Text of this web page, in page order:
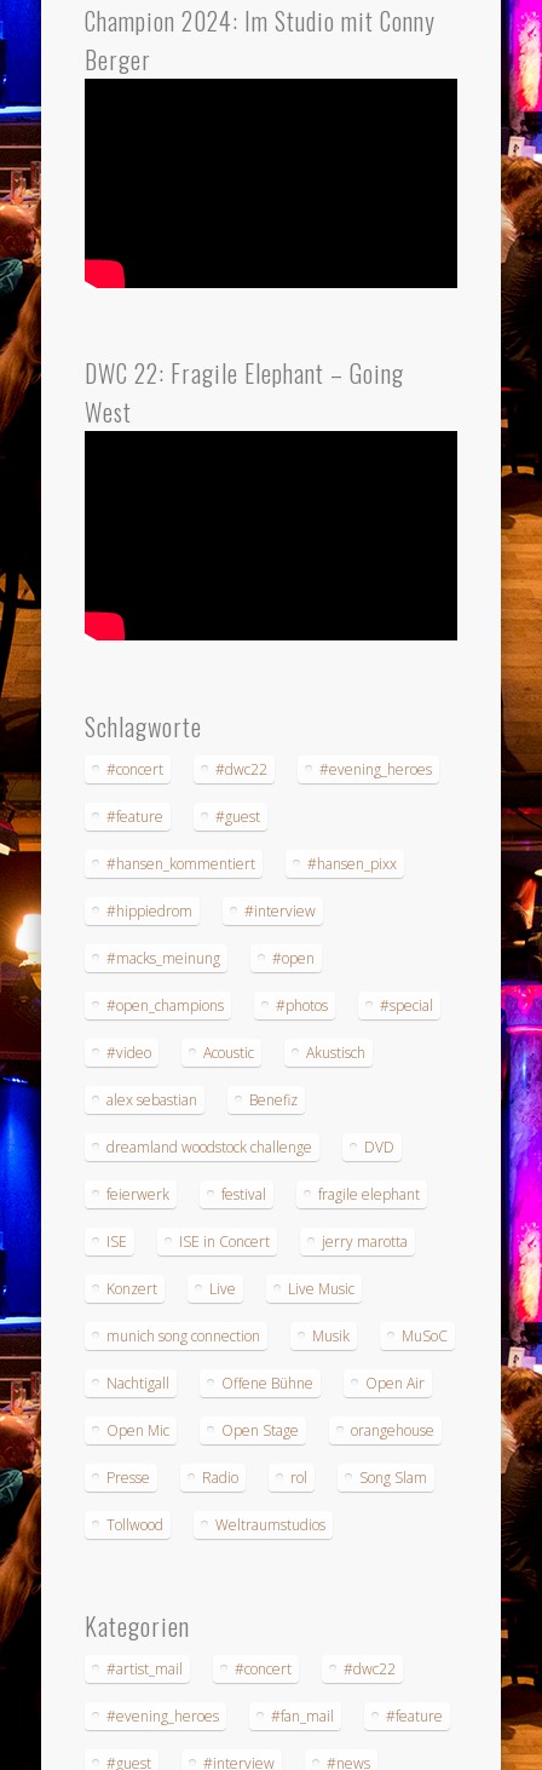
Champion 2024: Im Studio mit Conny
Berger
DWC 22: Fragile Elephant – Going
West
Schlagworte
#concert #dwc22 #evening_heroes
#feature #guest
#hansen_kommentiert #hansen_pixx
#hippiedrom #interview
#macks_meinung #open
#open_champions #photos #special
#video Acoustic Akustisch
alex sebastian Benefiz
dreamland woodstock challenge DVD
feierwerk festival fragile elephant
ISE ISE in Concert jerry marotta
Konzert Live Live Music
munich song connection Musik MuSoC
Nachtigall Offene Bühne Open Air
Open Mic Open Stage orangehouse
Presse Radio rol Song Slam
Tollwood Weltraumstudios
Kategorien
#artist_mail #concert #dwc22
#evening_heroes #fan_mail #feature
#guest #interview #news